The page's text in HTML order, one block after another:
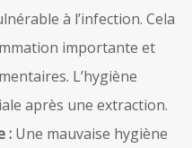
à l’infection. Cela
importante et
L’hygiène
après une extraction.
: Une mauvaise hygiène